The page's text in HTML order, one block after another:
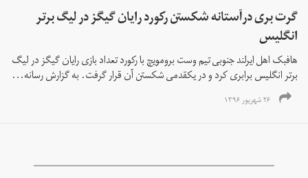
گرت بری درآستانه شکستن رکورد رایان گیگز در لیگ برتر
انگلیس
هافبک اهل ایرلند جنوبی تیم وست برومویچ با رکورد تعداد بازی رایان گیگز در لیگ
برتر انگلیس برابری کرد و در یکقدمی شکستن آن قرار گرفت. به گزارش رسانه‌...
۲۶ شهریور ۱۳۹۶